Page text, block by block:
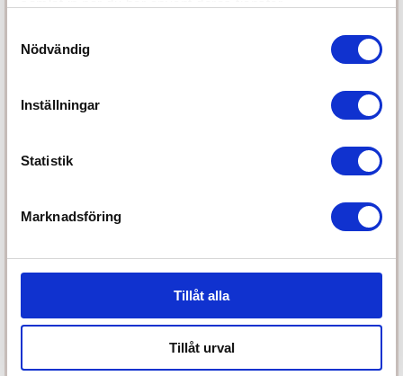
Nödvändig
Inställningar
Statistik
Marknadsföring
Tillåt alla
Tillåt urval
Öppettider:
Lördagar 10-15
Partners